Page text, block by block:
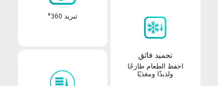
تجميد فائق
احفظ الطعام طازجًا
ولذيذًا ومغذيًا
تبريد 360°